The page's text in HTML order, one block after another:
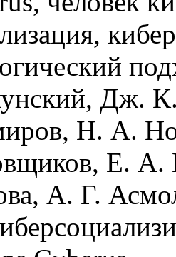
Дж.
Н. А.
Е. А.
А. Г.